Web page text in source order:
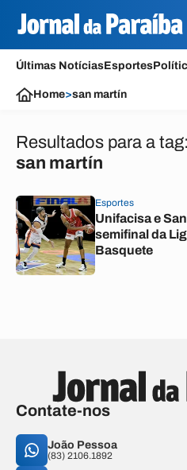
Últimas NotíciasEsportes
Home>san martín
Resultados para a tag:
san martín
Esportes
Unifacisa e
semifinal da
Basquete
Contate-nos
João Pessoa
(83) 2106.1892